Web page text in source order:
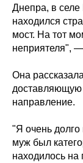
Днепра, в селе
находился
мост. На тот
неприятеля",
Она
доставляющую
направление.
"Я очень
муж был
находилось на